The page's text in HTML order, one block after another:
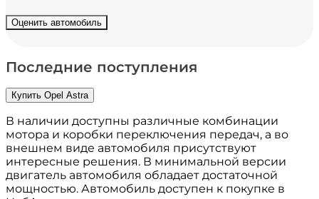
Оценить автомобиль
Последние поступления
Купить Opel Astra
В наличии доступны различные комбинации
мотора и коробки переключения передач, а во
внешнем виде автомобиля присутствуют
интересные решения. В минимальной версии
двигатель автомобиля обладает достаточной
мощностью. Автомобиль доступен к покупке в